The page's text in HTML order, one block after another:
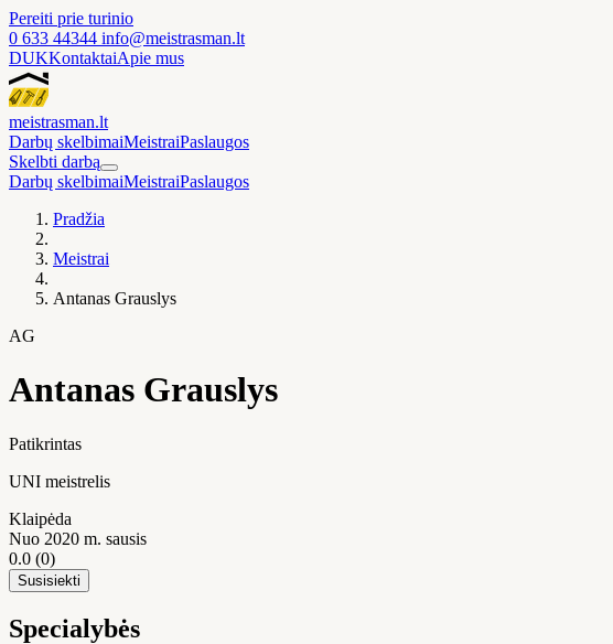
Pereiti prie turinio
0 633 44344 info@meistrasman.lt
DUKKontaktaiApie mus
meistrasman.lt
Darbų skelbimaiMeistraiPaslaugos
Skelbti darbą
Darbų skelbimaiMeistraiPaslaugos
Pradžia
Meistrai
Antanas Grauslys
AG
Antanas Grauslys
Patikrintas
UNI meistrelis
Klaipėda
Nuo 2020 m. sausis
0.0 (0)
Susisiekti
Specialybės